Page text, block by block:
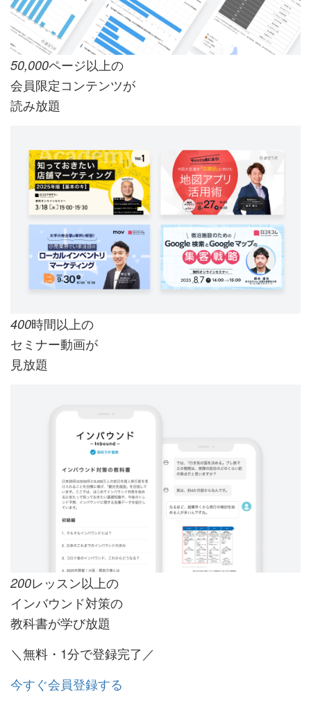
50,000ページ以上の
会員限定コンテンツが
読み放題
400時間以上の
セミナー動画が
見放題
200レッスン以上の
インバウンド対策の
教科書が学び放題
＼無料・1分で登録完了／
今すぐ会員登録する